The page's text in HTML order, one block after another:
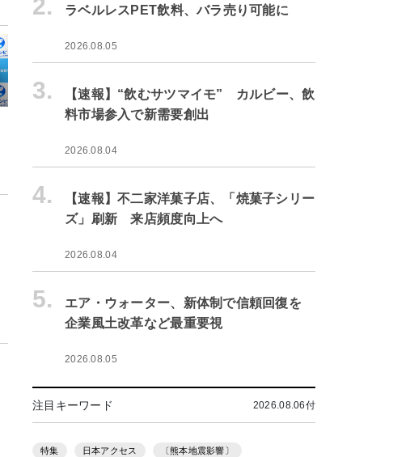
2. ラベルレスPET飲料、バラ売り可能に
2026.08.05
3.
【速報】“飲むサツマイモ” カルビー、飲
料市場参入で新需要創出
2026.08.04
4.
【速報】不二家洋菓子店、「焼菓子シリー
ズ」刷新 来店頻度向上へ
2026.08.04
5.
エア・ウォーター、新体制で信頼回復を
企業風土改革など最重要視
2026.08.05
注目キーワード 2026.08.06付
特集 日本アクセス 〔熊本地震影響〕